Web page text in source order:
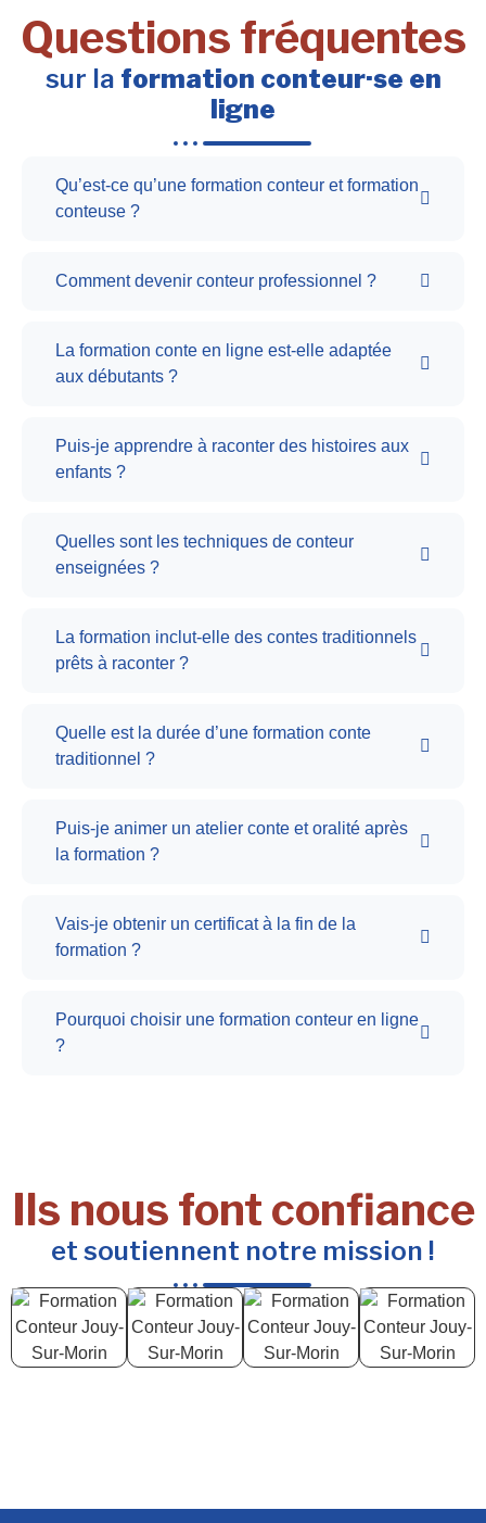
Questions fréquentes
sur la formation conteur·se en
ligne
Qu’est-ce qu’une formation conteur et formation
conteuse ?
Comment devenir conteur professionnel ?
La formation conte en ligne est-elle adaptée
aux débutants ?
Puis-je apprendre à raconter des histoires aux
enfants ?
Quelles sont les techniques de conteur
enseignées ?
La formation inclut-elle des contes traditionnels
prêts à raconter ?
Quelle est la durée d’une formation conte
traditionnel ?
Puis-je animer un atelier conte et oralité après
la formation ?
Vais-je obtenir un certificat à la fin de la
formation ?
Pourquoi choisir une formation conteur en ligne
?
Ils nous font confiance
et soutiennent notre mission !